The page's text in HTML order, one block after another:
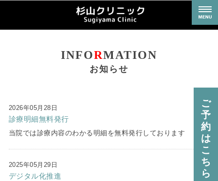
治療に対応しております。
院内紹介
ブログページ
INFORMATION
お知らせ
2026年05月28日
診療明細無料発行
当院では診療内容のわかる明細を無料発行しております
2025年05月29日
デジタル化推進
ご
予
約
は
こ
ち
ら